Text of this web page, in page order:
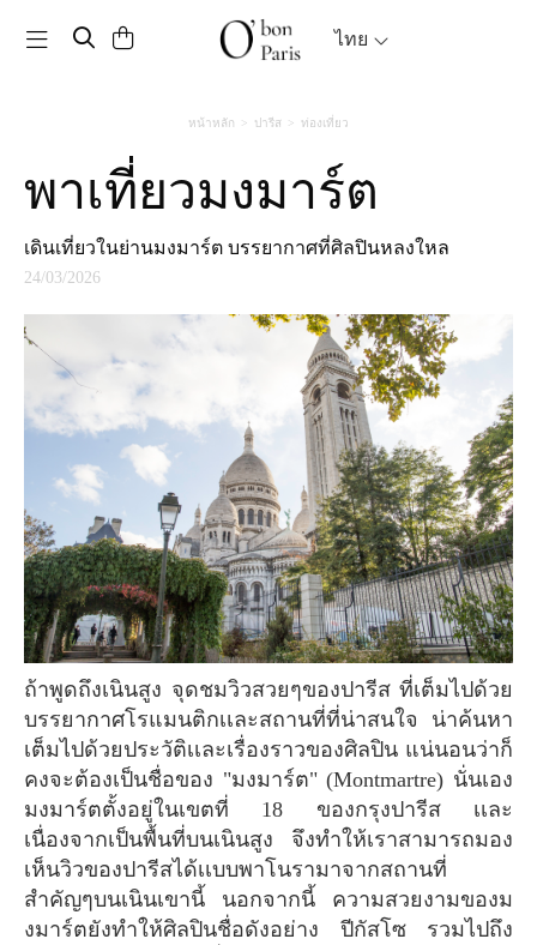
Toggle navigation ไทย
หน้าหลัก ปารีส ท่องเที่ยว
พาเที่ยวมงมาร์ต
เดินเที่ยวในย่านมงมาร์ต บรรยากาศที่ศิลปินหลงใหล
24/03/2026
ถ้าพูดถึงเนินสูง จุดชมวิวสวยๆของปารีส ที่เต็มไปด้วย
บรรยากาศโรแมนติกเเละสถานที่ที่น่าสนใจ น่าค้นหา
เต็มไปด้วยประวัติเเละเรื่องราวของศิลปิน แน่นอนว่าก็
คงจะต้องเป็นชื่อของ "มงมาร์ต" (Montmartre) นั่นเอง
มงมาร์ตตั้งอยู่ในเขตที่ 18 ของกรุงปารีส เเละ
เนื่องจากเป็นพื้นที่บนเนินสูง จึงทำให้เราสามารถมอง
เห็นวิวของปารีสได้เเบบพาโนรามาจากสถานที่
สำคัญๆบนเนินเขานี้ นอกจากนี้ ความสวยงามของม
งมาร์ตยังทำให้ศิลปินชื่อดังอย่าง ปีกัสโซ รวมไปถึง